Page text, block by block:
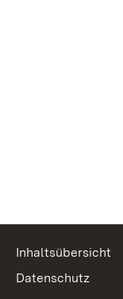
Inhaltsübersicht
Datenschutz